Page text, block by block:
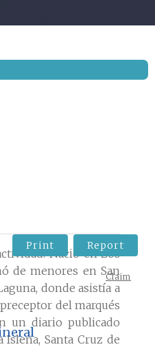
Nació en Los
de menores en San
donde asistía a
del marqués
un diario publicado
Santa Cruz de
Print Report
Claim